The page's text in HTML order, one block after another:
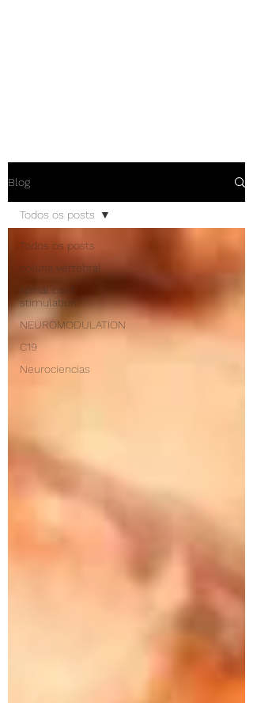
Blog
Todos os posts
coluna vertebral
spinal cord
stimulation
NEUROMODULATION
C19
Neurociencias
Todos os posts